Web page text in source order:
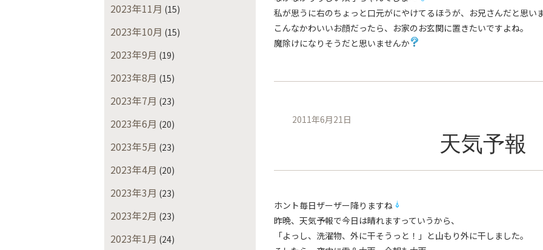
2023年11月 (15)
2023年10月 (15)
2023年9月 (19)
2023年8月 (15)
2023年7月 (23)
2023年6月 (20)
2023年5月 (23)
2023年4月 (20)
2023年3月 (23)
2023年2月 (23)
2023年1月 (24)
私が思うに右のちょっと口元がにやけてるほうが、お兄さんだと思い
こんなかわいいお顔だったら、お家のお玄関に置きたいですよね。
魔除けになりそうだと思いませんか
2011年6月21日
天気予報
ホント毎日ザーザー降りますね
昨晩、天気予報で今日は晴れますっていうから、
「よっし、洗濯物、外に干そうっと！」と山もり外に干しました。